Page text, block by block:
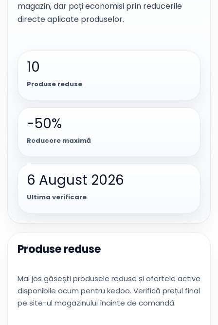
magazin, dar poți economisi prin reducerile
directe aplicate produselor.
10
Produse reduse
-50%
Reducere maximă
6 August 2026
Ultima verificare
Produse reduse
Mai jos găsești produsele reduse și ofertele active
disponibile acum pentru kedoo. Verifică prețul final
pe site-ul magazinului înainte de comandă.